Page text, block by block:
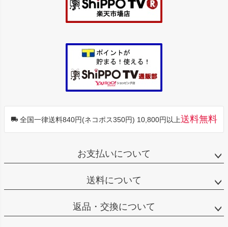
全国一律送料840円(ネコポス350円) 10,800円以上送料無料
お支払いについて
送料について
返品・交換について